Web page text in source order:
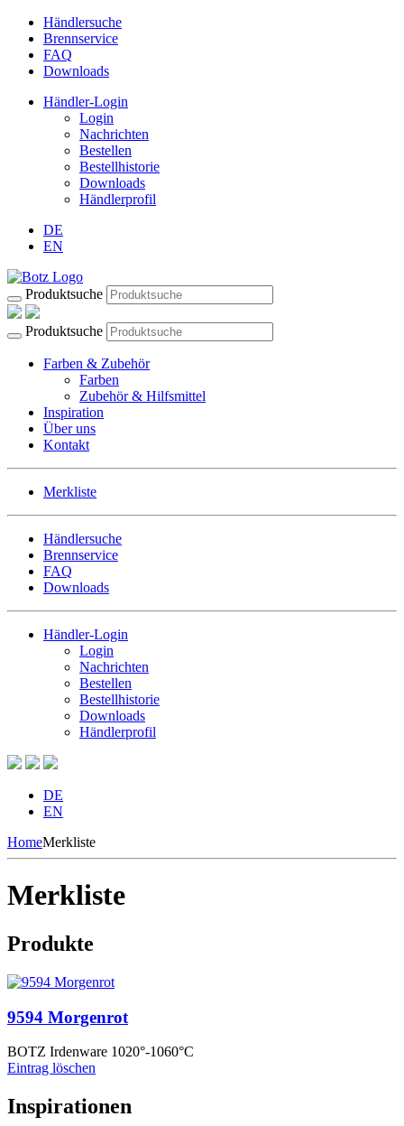
Händlersuche
Brennservice
FAQ
Downloads
Händler-Login
Login
Nachrichten
Bestellen
Bestellhistorie
Downloads
Händlerprofil
DE
EN
Produktsuche
Produktsuche
Farben & Zubehör
Farben
Zubehör & Hilfsmittel
Inspiration
Über uns
Kontakt
Merkliste
Händlersuche
Brennservice
FAQ
Downloads
Händler-Login
Login
Nachrichten
Bestellen
Bestellhistorie
Downloads
Händlerprofil
DE
EN
HomeMerkliste
Merkliste
Produkte
9594 Morgenrot
BOTZ Irdenware 1020°-1060°C
Eintrag löschen
Inspirationen